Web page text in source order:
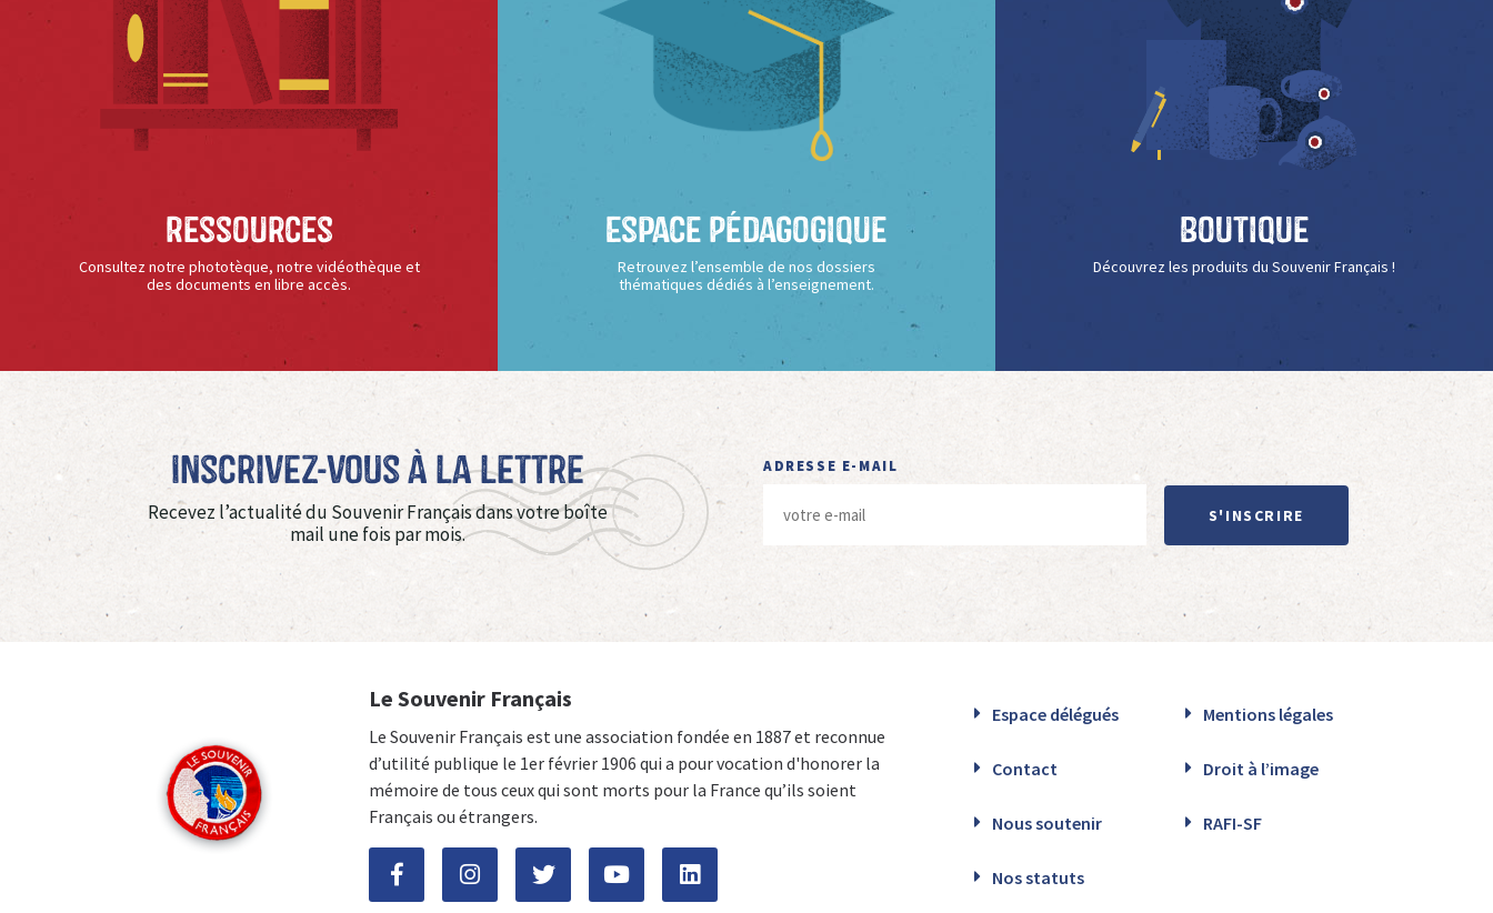
Ressources
Consultez notre phototèque, notre vidéothèque et
des documents en libre accès.
Espace Pédagogique
Retrouvez l’ensemble de nos dossiers
thématiques dédiés à l’enseignement.
Boutique
Découvrez les produits du Souvenir Français !
Inscrivez-vous à La Lettre
Recevez l’actualité du Souvenir Français dans votre boîte
mail une fois par mois.
ADRESSE E-MAIL
S'INSCRIRE
Le Souvenir Français
Le Souvenir Français est une association fondée en 1887 et reconnue
d’utilité publique le 1er février 1906 qui a pour vocation d'honorer la
mémoire de tous ceux qui sont morts pour la France qu’ils soient
Français ou étrangers.
Espace délégués Mentions légales
Contact Droit à l’image
Nous soutenir RAFI-SF
Nos statuts